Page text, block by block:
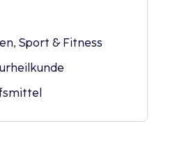
Sport & Fitness